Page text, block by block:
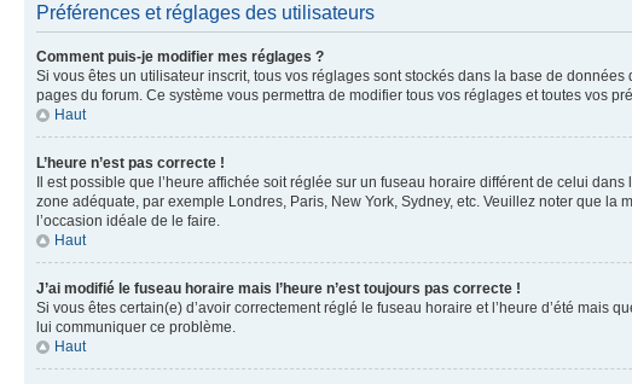
Préférences et réglages des utilisateurs
Comment puis-je modifier mes réglages ?
Si vous êtes un utilisateur inscrit, tous vos réglages sont stockés dans la base de
pages du forum. Ce système vous permettra de modifier tous vos réglages et toutes vos
Haut
L’heure n’est pas correcte !
Il est possible que l’heure affichée soit réglée sur un fuseau horaire différent de celui
zone adéquate, par exemple Londres, Paris, New York, Sydney, etc. Veuillez noter que la
l’occasion idéale de le faire.
Haut
J’ai modifié le fuseau horaire mais l’heure n’est toujours pas correcte !
Si vous êtes certain(e) d’avoir correctement réglé le fuseau horaire et l’heure d’été mais
lui communiquer ce problème.
Haut